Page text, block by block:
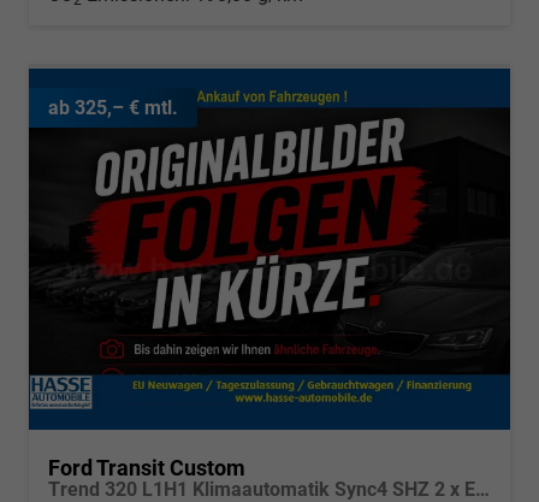
ab 325,– € mtl.
Ford Transit Custom
Trend 320 L1H1 Klimaautomatik Sync4 SHZ 2 x Einparkhilfe Kamera 5JG